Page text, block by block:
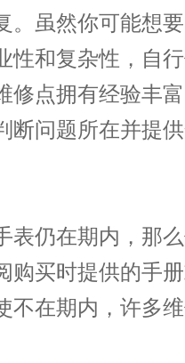
。虽然你可能想
性和复杂性，自
修点拥有经验丰
断问题所在并提
仍在期内，那么
购买时提供的手
不在期内，许多